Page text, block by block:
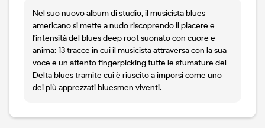
Nel suo nuovo album di studio, il musicista blues
americano si mette a nudo riscoprendo il piacere e
l'intensità del blues deep root suonato con cuore e
anima: 13 tracce in cui il musicista attraversa con la sua
voce e un attento fingerpicking tutte le sfumature del
Delta blues tramite cui è riuscito a imporsi come uno
dei più apprezzati bluesmen viventi.